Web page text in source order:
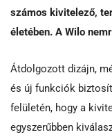
számos kivitelező,
életében. A Wilo
Átdolgozott dizájn,
és új funkciók
felületén, hogy a
egyszerűbben